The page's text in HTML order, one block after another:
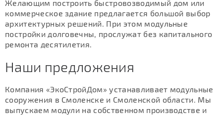
Желающим построить быстровозводимый дом или
коммерческое здание предлагается большой выбор
архитектурных решений. При этом модульные
постройки долговечны, прослужат без капитального
ремонта десятилетия.
Наши предложения
Компания «ЭкоСтройДом» устанавливает модульные
сооружения в Смоленске и Смоленской области. Мы
выпускаем модули на собственном производстве и